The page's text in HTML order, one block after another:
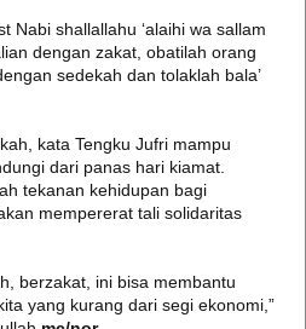
Nabi shallallahu ‘alaihi wa sallam
dengan zakat, obatilah orang
sedekah dan tolaklah bala’
kata Tengku Jufri mampu
dari panas hari kiamat.
tekanan kehidupan bagi
mempererat tali solidaritas
berzakat, ini bisa membantu
yang kurang dari segi ekonomi,”